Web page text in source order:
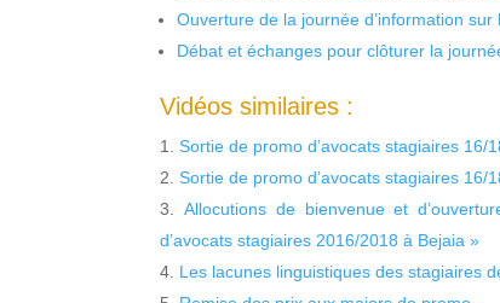
Ouverture de la journée d’information
Débat et échanges pour clôturer la
Vidéos similaires :
Sortie de promo d’avocats stagiaires 16/
Sortie de promo d’avocats stagiaires 16/
Allocutions de bienvenue et
d’avocats stagiaires 2016/2018 à Bejaia »
Les lacunes linguistiques des stagiaires